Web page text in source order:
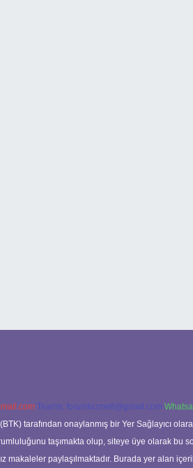
Teams: forumhizmeti@gmail.com
tarafından onaylanmış bir Yer Sağlayıcı
taşımakta olup, siteye üye olarak
makaleler paylaşılmaktadır. Burada yer alan